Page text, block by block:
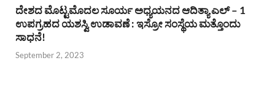
ದೇಶದ ಮೊಟ್ಟಮೊದಲ ಸೂರ್ಯ ಅಧ್ಯಯನದ ಆದಿತ್ಯಾ ಎಲ್ – 1
ಉಪಗ್ರಹದ ಯಶಸ್ವಿ ಉಡಾವಣೆ : ಇಸ್ರೋ ಸಂಸ್ಥೆಯ ಮತ್ತೊಂದು
ಸಾಧನೆ!
September 2, 2023